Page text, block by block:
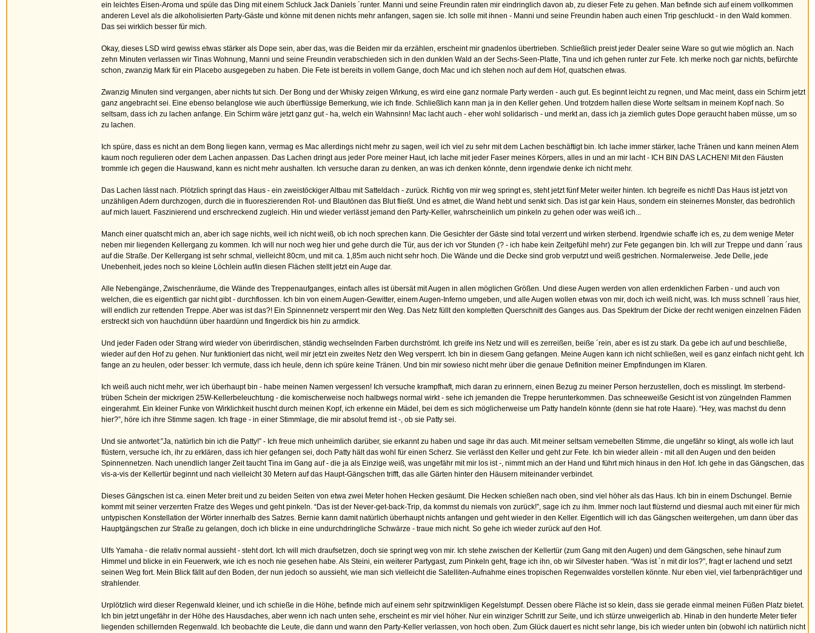
ein leichtes Eisen-Aroma und spüle das Ding mit einem Schluck Jack Daniels ´runter. Manni und seine Freundin raten mir eindringlich davon ab, zu dieser Fete zu gehen. Man befinde sich auf einem vollkommen
anderen Level als die alkoholisierten Party-Gäste und könne mit denen nichts mehr anfangen, sagen sie. Ich solle mit ihnen - Manni und seine Freundin haben auch einen Trip geschluckt - in den Wald kommen.
Das sei wirklich besser für mich.
Okay, dieses LSD wird gewiss etwas stärker als Dope sein, aber das, was die Beiden mir da erzählen, erscheint mir gnadenlos übertrieben. Schließlich preist jeder Dealer seine Ware so gut wie möglich an. Nach
zehn Minuten verlassen wir Tinas Wohnung, Manni und seine Freundin verabschieden sich in den dunklen Wald an der Sechs-Seen-Platte, Tina und ich gehen runter zur Fete. Ich merke noch gar nichts, befürchte
schon, zwanzig Mark für ein Placebo ausgegeben zu haben. Die Fete ist bereits in vollem Gange, doch Mac und ich stehen noch auf dem Hof, quatschen etwas.
Zwanzig Minuten sind vergangen, aber nichts tut sich. Der Bong und der Whisky zeigen Wirkung, es wird eine ganz normale Party werden - auch gut. Es beginnt leicht zu regnen, und Mac meint, dass ein Schirm jetzt
ganz angebracht sei. Eine ebenso belanglose wie auch überflüssige Bemerkung, wie ich finde. Schließlich kann man ja in den Keller gehen. Und trotzdem hallen diese Worte seltsam in meinem Kopf nach. So
seltsam, dass ich zu lachen anfange. Ein Schirm wäre jetzt ganz gut - ha, welch ein Wahnsinn! Mac lacht auch - eher wohl solidarisch - und merkt an, dass ich ja ziemlich gutes Dope geraucht haben müsse, um so
zu lachen.
Ich spüre, dass es nicht an dem Bong liegen kann, vermag es Mac allerdings nicht mehr zu sagen, weil ich viel zu sehr mit dem Lachen beschäftigt bin. Ich lache immer stärker, lache Tränen und kann meinen Atem
kaum noch regulieren oder dem Lachen anpassen. Das Lachen dringt aus jeder Pore meiner Haut, ich lache mit jeder Faser meines Körpers, alles in und an mir lacht - ICH BIN DAS LACHEN! Mit den Fäusten
trommle ich gegen die Hauswand, kann es nicht mehr aushalten. Ich versuche daran zu denken, an was ich denken könnte, denn irgendwie denke ich nicht mehr.
Das Lachen lässt nach. Plötzlich springt das Haus - ein zweistöckiger Altbau mit Satteldach - zurück. Richtig von mir weg springt es, steht jetzt fünf Meter weiter hinten. Ich begreife es nicht! Das Haus ist jetzt von
unzähligen Adern durchzogen, durch die in fluoreszierenden Rot- und Blautönen das Blut fließt. Und es atmet, die Wand hebt und senkt sich. Das ist gar kein Haus, sondern ein steinernes Monster, das bedrohlich
auf mich lauert. Faszinierend und erschreckend zugleich. Hin und wieder verlässt jemand den Party-Keller, wahrscheinlich um pinkeln zu gehen oder was weiß ich...
Manch einer quatscht mich an, aber ich sage nichts, weil ich nicht weiß, ob ich noch sprechen kann. Die Gesichter der Gäste sind total verzerrt und wirken sterbend. Irgendwie schaffe ich es, zu dem wenige Meter
neben mir liegenden Kellergang zu kommen. Ich will nur noch weg hier und gehe durch die Tür, aus der ich vor Stunden (? - ich habe kein Zeitgefühl mehr) zur Fete gegangen bin. Ich will zur Treppe und dann ´raus
auf die Straße. Der Kellergang ist sehr schmal, vielleicht 80cm, und mit ca. 1,85m auch nicht sehr hoch. Die Wände und die Decke sind grob verputzt und weiß gestrichen. Normalerweise. Jede Delle, jede
Unebenheit, jedes noch so kleine Löchlein auf/in diesen Flächen stellt jetzt ein Auge dar.
Alle Nebengänge, Zwischenräume, die Wände des Treppenaufganges, einfach alles ist übersät mit Augen in allen möglichen Größen. Und diese Augen werden von allen erdenklichen Farben - und auch von
welchen, die es eigentlich gar nicht gibt - durchflossen. Ich bin von einem Augen-Gewitter, einem Augen-Inferno umgeben, und alle Augen wollen etwas von mir, doch ich weiß nicht, was. Ich muss schnell ´raus hier,
will endlich zur rettenden Treppe. Aber was ist das?! Ein Spinnennetz versperrt mir den Weg. Das Netz füllt den kompletten Querschnitt des Ganges aus. Das Spektrum der Dicke der recht wenigen einzelnen Fäden
erstreckt sich von hauchdünn über haardünn und fingerdick bis hin zu armdick.
Und jeder Faden oder Strang wird wieder von überirdischen, ständig wechselnden Farben durchströmt. Ich greife ins Netz und will es zerreißen, beiße ´rein, aber es ist zu stark. Da gebe ich auf und beschließe,
wieder auf den Hof zu gehen. Nur funktioniert das nicht, weil mir jetzt ein zweites Netz den Weg versperrt. Ich bin in diesem Gang gefangen. Meine Augen kann ich nicht schließen, weil es ganz einfach nicht geht. Ich
fange an zu heulen, oder besser: Ich vermute, dass ich heule, denn ich spüre keine Tränen. Und bin mir sowieso nicht mehr über die genaue Definition meiner Empfindungen im Klaren.
Ich weiß auch nicht mehr, wer ich überhaupt bin - habe meinen Namen vergessen! Ich versuche krampfhaft, mich daran zu erinnern, einen Bezug zu meiner Person herzustellen, doch es misslingt. Im sterbend-
trüben Schein der mickrigen 25W-Kellerbeleuchtung - die komischerweise noch halbwegs normal wirkt - sehe ich jemanden die Treppe herunterkommen. Das schneeweiße Gesicht ist von züngelnden Flammen
eingerahmt. Ein kleiner Funke von Wirklichkeit huscht durch meinen Kopf, ich erkenne ein Mädel, bei dem es sich möglicherweise um Patty handeln könnte (denn sie hat rote Haare). “Hey, was machst du denn
hier?”, höre ich ihre Stimme sagen. Ich frage - in einer Stimmlage, die mir absolut fremd ist -, ob sie Patty sei.
Und sie antwortet:”Ja, natürlich bin ich die Patty!” - Ich freue mich unheimlich darüber, sie erkannt zu haben und sage ihr das auch. Mit meiner seltsam vernebelten Stimme, die ungefähr so klingt, als wolle ich laut
flüstern, versuche ich, ihr zu erklären, dass ich hier gefangen sei, doch Patty hält das wohl für einen Scherz. Sie verlässt den Keller und geht zur Fete. Ich bin wieder allein - mit all den Augen und den beiden
Spinnennetzen. Nach unendlich langer Zeit taucht Tina im Gang auf - die ja als Einzige weiß, was ungefähr mit mir los ist -, nimmt mich an der Hand und führt mich hinaus in den Hof. Ich gehe in das Gängschen, das
vis-a-vis der Kellertür beginnt und nach vielleicht 30 Metern auf das Haupt-Gängschen trifft, das alle Gärten hinter den Häusern miteinander verbindet.
Dieses Gängschen ist ca. einen Meter breit und zu beiden Seiten von etwa zwei Meter hohen Hecken gesäumt. Die Hecken schießen nach oben, sind viel höher als das Haus. Ich bin in einem Dschungel. Bernie
kommt mit seiner verzerrten Fratze des Weges und geht pinkeln. “Das ist der Never-get-back-Trip, da kommst du niemals von zurück!”, sage ich zu ihm. Immer noch laut flüsternd und diesmal auch mit einer für mich
untypischen Konstellation der Wörter innerhalb des Satzes. Bernie kann damit natürlich überhaupt nichts anfangen und geht wieder in den Keller. Eigentlich will ich das Gängschen weitergehen, um dann über das
Hauptgängschen zur Straße zu gelangen, doch ich blicke in eine undurchdringliche Schwärze - traue mich nicht. So gehe ich wieder zurück auf den Hof.
Ulfs Yamaha - die relativ normal aussieht - steht dort. Ich will mich draufsetzen, doch sie springt weg von mir. Ich stehe zwischen der Kellertür (zum Gang mit den Augen) und dem Gängschen, sehe hinauf zum
Himmel und blicke in ein Feuerwerk, wie ich es noch nie gesehen habe. Als Steini, ein weiterer Partygast, zum Pinkeln geht, frage ich ihn, ob wir Silvester haben. “Was ist ´n mit dir los?”, fragt er lachend und setzt
seinen Weg fort. Mein Blick fällt auf den Boden, der nun jedoch so aussieht, wie man sich vielleicht die Satelliten-Aufnahme eines tropischen Regenwaldes vorstellen könnte. Nur eben viel, viel farbenprächtiger und
strahlender.
Urplötzlich wird dieser Regenwald kleiner, und ich schieße in die Höhe, befinde mich auf einem sehr spitzwinkligen Kegelstumpf. Dessen obere Fläche ist so klein, dass sie gerade einmal meinen Füßen Platz bietet.
Ich bin jetzt ungefähr in der Höhe des Hausdaches, aber wenn ich nach unten sehe, erscheint es mir viel höher. Nur ein winziger Schritt zur Seite, und ich stürze unweigerlich ab. Hinab in den hunderte Meter tiefer
liegenden schillernden Regenwald. Ich beobachte die Leute, die dann und wann den Party-Keller verlassen, von hoch oben. Zum Glück dauert es nicht sehr lange, bis ich wieder unten bin (obwohl ich natürlich nicht